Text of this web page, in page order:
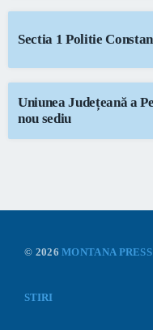
Sectia 1 Politie
Uniunea Județeană a
nou sediu
© 2026MONTANA PRESS
STIRI